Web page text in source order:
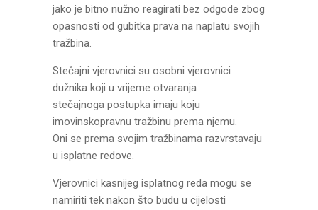
jako je bitno nužno reagirati bez odgode zbog
opasnosti od gubitka prava na naplatu svojih
tražbina.
Stečajni vjerovnici su osobni vjerovnici
dužnika koji u vrijeme otvaranja
stečajnoga postupka imaju koju
imovinskopravnu tražbinu prema njemu.
Oni se prema svojim tražbinama razvrstavaju
u isplatne redove.
Vjerovnici kasnijeg isplatnog reda mogu se
namiriti tek nakon što budu u cijelosti